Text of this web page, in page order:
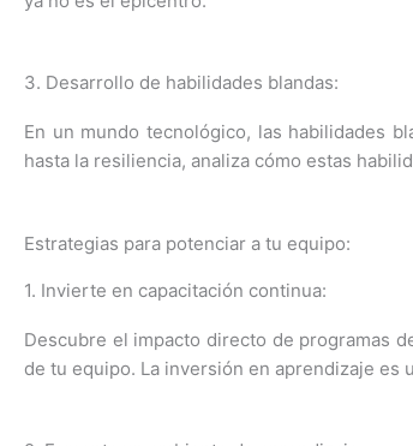
3. Desarrollo de habilidades blandas:
En un mundo tecnológico, las habilidades
hasta la resiliencia, analiza cómo estas
Estrategias para potenciar a tu equipo:
1. Invierte en capacitación continua:
Descubre el impacto directo de programas
de tu equipo. La inversión en aprendizaje